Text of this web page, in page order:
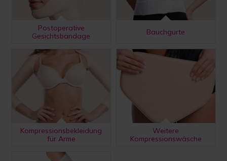
Postoperative
Gesichtsbandage
Bauchgurte
Kompressionsbekleidung
für Arme
Weitere
Kompressionswäsche